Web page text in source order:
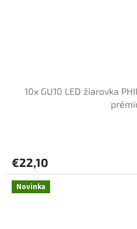
10x GU10 LED žiarovka
€22,10
Novinka